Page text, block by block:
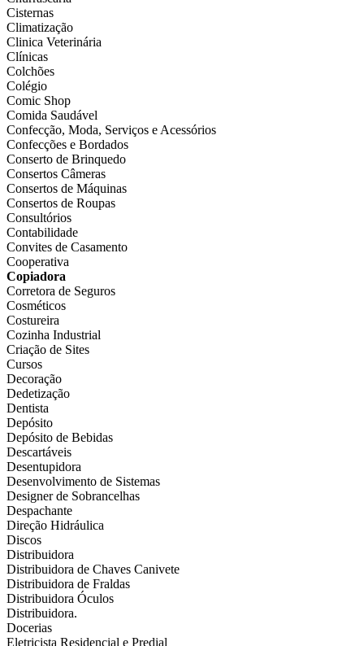
Cisternas
Climatização
Clinica Veterinária
Clínicas
Colchões
Colégio
Comic Shop
Comida Saudável
Confecção, Moda, Serviços e Acessórios
Confecções e Bordados
Conserto de Brinquedo
Consertos Câmeras
Consertos de Máquinas
Consertos de Roupas
Consultórios
Contabilidade
Convites de Casamento
Cooperativa
Copiadora
Corretora de Seguros
Cosméticos
Costureira
Cozinha Industrial
Criação de Sites
Cursos
Decoração
Dedetização
Dentista
Depósito
Depósito de Bebidas
Descartáveis
Desentupidora
Desenvolvimento de Sistemas
Designer de Sobrancelhas
Despachante
Direção Hidráulica
Discos
Distribuidora
Distribuidora de Chaves Canivete
Distribuidora de Fraldas
Distribuidora Óculos
Distribuidora.
Docerias
Eletricista Residencial e Predial